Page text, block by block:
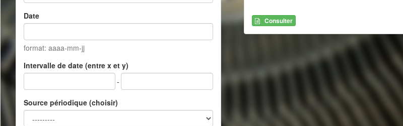
Date
format: aaaa-mm-jj
Intervalle de date (entre x et y)
-
Source périodique (choisir)
Consulter